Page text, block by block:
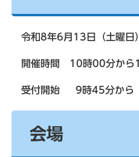
令和8年6月13日（土曜日）
開催時間 10時00分から
受付開始 9時45分から
会場